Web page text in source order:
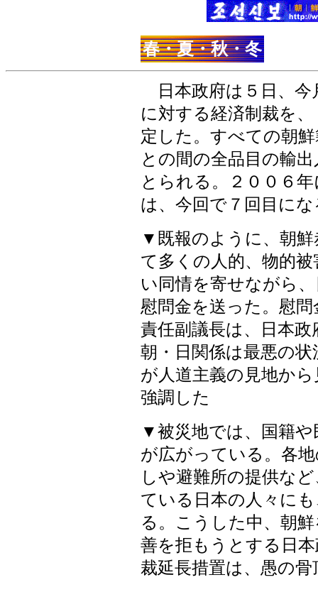
春・夏・秋・冬
日本政府は５日、今
に対する経済制裁を
定した。すべての朝
との間の全品目の輸
とられる。２００６
は、今回で７回目にな
▼既報のように、朝鮮
て多くの人的、物的
い同情を寄せながら
慰問金を送った。慰
責任副議長は、日本
朝・日関係は最悪の
が人道主義の見地か
強調した
▼被災地では、国籍
が広がっている。各
しや避難所の提供な
ている日本の人々に
る。こうした中、朝
善を拒もうとする日
裁延長措置は、愚の